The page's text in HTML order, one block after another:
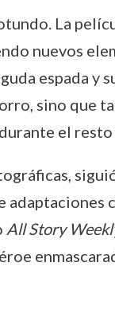
La
nuevos
espada y
sino que
el resto
All Story